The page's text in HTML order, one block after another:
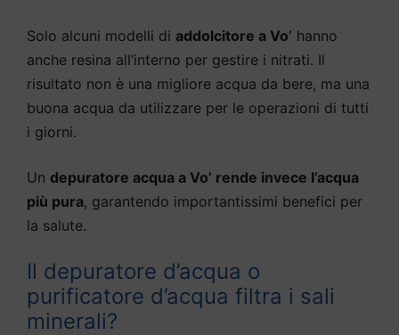
Solo alcuni modelli di addolcitore a Vo’ hanno
anche resina all’interno per gestire i nitrati. Il
risultato non è una migliore acqua da bere, ma una
buona acqua da utilizzare per le operazioni di tutti
i giorni.
Un depuratore acqua a Vo’ rende invece l’acqua
più pura, garantendo importantissimi benefici per
la salute.
Il depuratore d’acqua o
purificatore d’acqua filtra i sali
minerali?